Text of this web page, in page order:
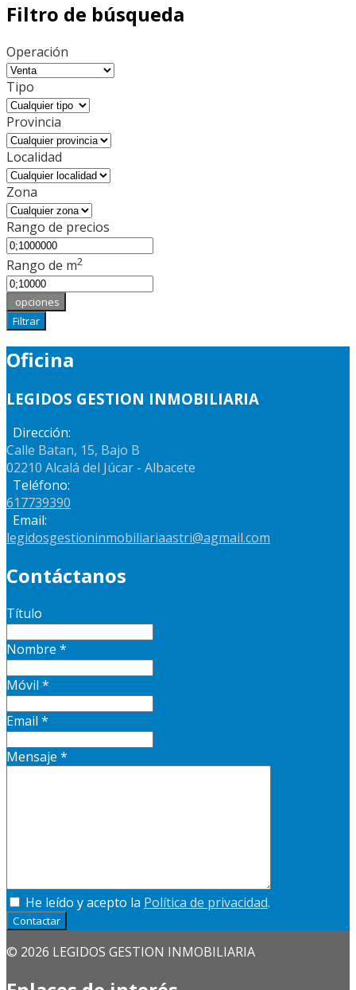
Filtro de búsqueda
Operación
Tipo
Provincia
Localidad
Zona
Rango de precios
Rango de m2
opciones
Filtrar
Oficina
LEGIDOS GESTION INMOBILIARIA
Dirección:
Calle Batan, 15, Bajo B
02210 Alcalá del Júcar - Albacete
Teléfono:
617739390
Email:
legidosgestioninmobiliariaastri@agmail.com
Contáctanos
Título
Nombre *
Móvil *
Email *
Mensaje *
He leído y acepto la Política de privacidad.
Contactar
© 2026 LEGIDOS GESTION INMOBILIARIA